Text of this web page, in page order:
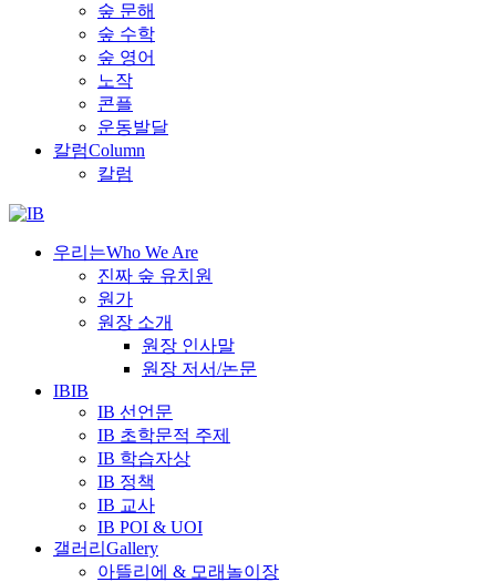
숲 문해
숲 수학
숲 영어
노작
콘플
운동발달
칼럼Column
칼럼
우리는Who We Are
진짜 숲 유치원
원가
원장 소개
원장 인사말
원장 저서/논문
IBIB
IB 선언문
IB 초학문적 주제
IB 학습자상
IB 정책
IB 교사
IB POI & UOI
갤러리 Gallery
아뜰리에 & 모래놀이장